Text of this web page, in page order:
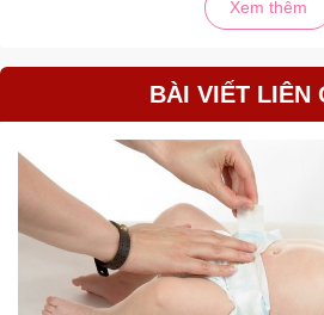
Xem thêm
BÀI VIẾT LIÊN